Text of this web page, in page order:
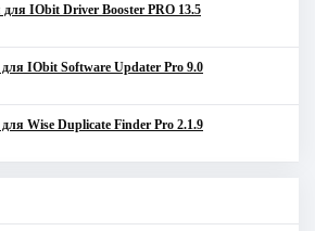
IObit Driver Booster PRO 13.5
IObit Software Updater Pro 9.0
Wise Duplicate Finder Pro 2.1.9